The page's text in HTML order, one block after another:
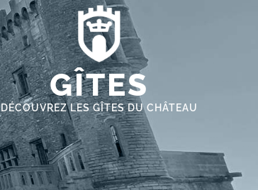
GÎTES
DÉCOUVREZ LES GÎTES DU CHÂTEAU